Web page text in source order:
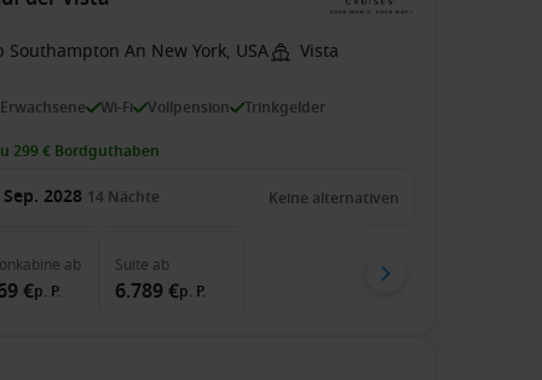
Southampton An New York, USA Vista
Wi-Fi Vollpension Trinkgelder
299 € Bordguthaben
Sep. 2028 14 Nächte Keine alternativen
ab
€p. P.
Suite ab
6.789 €p. P.